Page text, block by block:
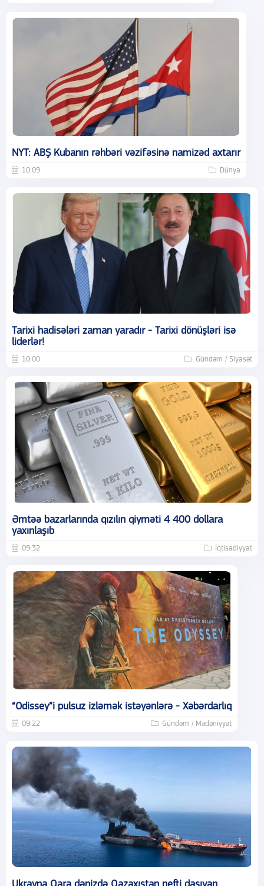
NYT: ABŞ Kubanın rəhbəri vəzifəsinə namizəd axtarır
10:09 Dünya
Tarixi hadisələri zaman yaradır - Tarixi dönüşləri isə
liderlər!
10:00 Gündəm / Siyasət
Əmtəə bazarlarında qızılın qiyməti 4 400 dollara
yaxınlaşıb
09:32 İqtisadiyyat
“Odissey”i pulsuz izləmək istəyənlərə - Xəbərdarlıq
09:22 Gündəm / Mədəniyyət